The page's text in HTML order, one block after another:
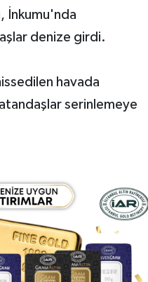
İnkumu'nda
denize girdi.
havada
serinlemeye